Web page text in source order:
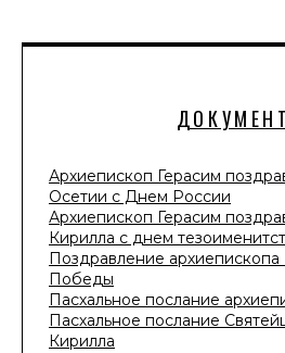
Архиепископ Герасим
Осетии с Днем России
Архиепископ Герасим
Кирилла с днем
Поздравление
Победы
Пасхальное послание
Пасхальное послание
Кирилла